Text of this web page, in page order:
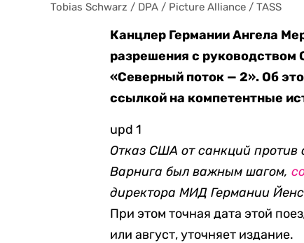
Tobias Schwarz / DPA / Picture Alliance / TASS
Канцлер Германии Ангела
разрешения с руководством
«Северный поток — 2». Об
ссылкой на компетентные
upd 1
Отказ США от санкций против
Варнига был важным шагом,
директора МИД Германии
При этом точная дата этой
или август, уточняет издание.